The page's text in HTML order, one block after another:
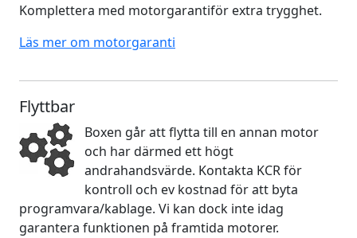
Komplettera med motorgarantiför extra trygghet.
Läs mer om motorgaranti
Flyttbar
Boxen går att flytta till en annan motor
och har därmed ett högt
andrahandsvärde. Kontakta KCR för
kontroll och ev kostnad för att byta
programvara/kablage. Vi kan dock inte idag
garantera funktionen på framtida motorer.